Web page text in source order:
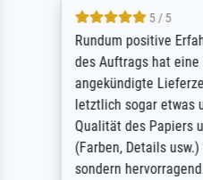
5 / 5
Rundum positive
des Auftrags hat
angekündigte
letztlich sogar etwas
Qualität des Papiers
(Farben, Details
sondern